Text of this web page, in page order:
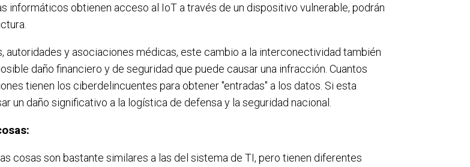
informáticos obtienen acceso al IoT a través de un dispositivo vulnerable, podrán
autoridades y asociaciones médicas, este cambio a la interconectividad también
daño financiero y de seguridad que puede causar una infracción. Cuantos
tienen los ciberdelincuentes para obtener "entradas" a los datos. Si esta
un daño significativo a la logística de defensa y la seguridad nacional.
cosas son bastante similares a las del sistema de TI, pero tienen diferentes